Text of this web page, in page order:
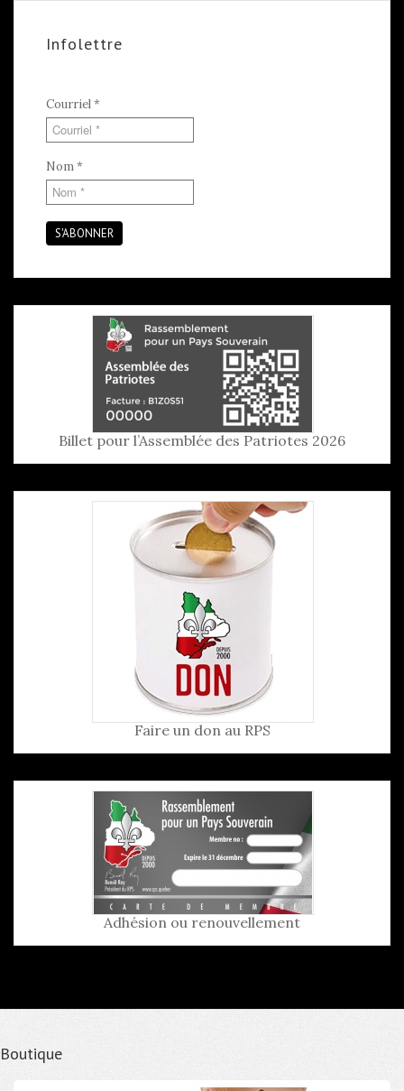
Infolettre
Courriel*
Nom*
S'ABONNER
Billet pour l’Assemblée des Patriotes 2026
Faire un don au RPS
Adhésion ou renouvellement
Boutique